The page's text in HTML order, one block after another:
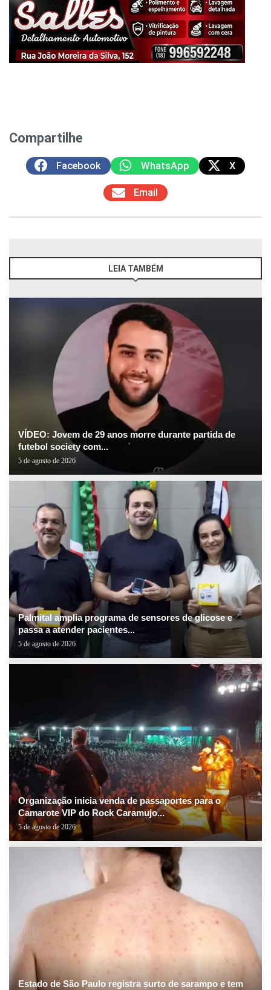
Compartilhe
Facebook WhatsApp X
Email
LEIA TAMBÉM
VÍDEO: Jovem de 29 anos morre durante partida de
futebol society com...
5 de agosto de 2026
Palmital amplia programa de sensores de glicose e
passa a atender pacientes...
5 de agosto de 2026
Organização inicia venda de passaportes para o
Camarote VIP do Rock Caramujo...
5 de agosto de 2026
Estado de São Paulo registra surto de sarampo e tem